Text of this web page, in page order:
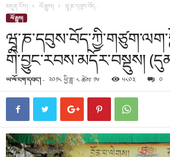
མདུན་ངོས། ལོ་རྒྱུས། ཝཱ་ཎ་དབུས་བོད...
ལོ་རྒྱུས།
གི་བྱུང་རབས་མདོར་བསྡུས།
ཡ་ལོ་ངག་དབང་།- ༢༠༡༨ ཕྱི་ཟླ་ ༨ ཚེས་ ༡༦ ༥༨༠༣ ༠